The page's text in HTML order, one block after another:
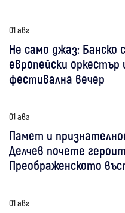
01 авг
Не само джаз: Банско
европейски оркестър
фестивална вечер
01 авг
Памет и
Делчев почете
Преображенското
01 авг